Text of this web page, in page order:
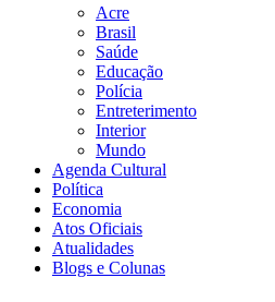
Acre
Brasil
Saúde
Educação
Polícia
Entreterimento
Interior
Mundo
Agenda Cultural
Política
Economia
Atos Oficiais
Atualidades
Blogs e Colunas